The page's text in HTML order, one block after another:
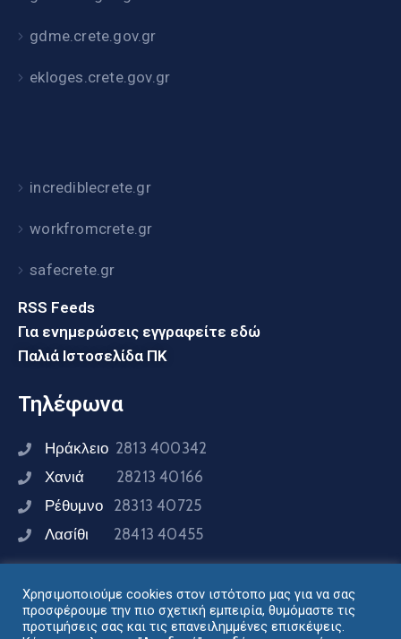
gdme.crete.gov.gr
ekloges.crete.gov.gr
incrediblecrete.gr
workfromcrete.gr
safecrete.gr
RSS Feeds
Για ενημερώσεις εγγραφείτε εδώ
Παλιά Ιστοσελίδα ΠΚ
Τηλέφωνα
Ηράκλειο 2813 400342
Χανιά 28213 40166
Ρέθυμνο 28313 40725
Λασίθι 28413 40455
Συνδεθείτε μαζί μας
Χρησιμοποιούμε cookies στον ιστότοπο μας για να σας
προσφέρουμε την πιο σχετική εμπειρία, θυμόμαστε τις
προτιμήσεις σας και τις επανειλημμένες επισκέψεις.